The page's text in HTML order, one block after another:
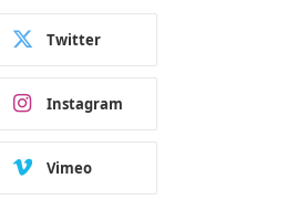
Twitter
Instagram
Vimeo